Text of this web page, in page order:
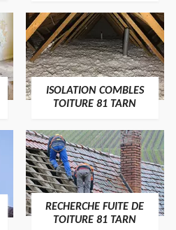
ISOLATION COMBLES
TOITURE 81 TARN
RECHERCHE FUITE DE
TOITURE 81 TARN